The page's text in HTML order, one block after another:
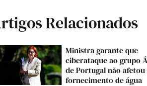
Relacionados
Ministra garante que
ciberataque ao grupo
de Portugal não afetou
fornecimento de água